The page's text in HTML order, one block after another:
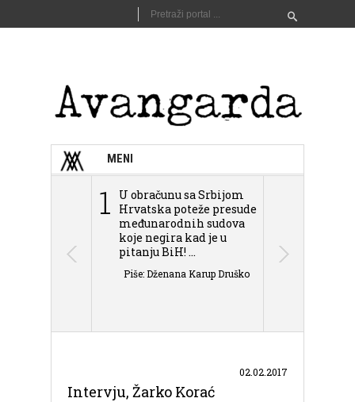
MENI
1
U obračunu sa Srbijom
Hrvatska poteže presude
međunarodnih sudova
koje negira kad je u
pitanju BiH! ...
Piše: Dženana Karup Druško
Intervju, Žarko Korać
02.02.2017